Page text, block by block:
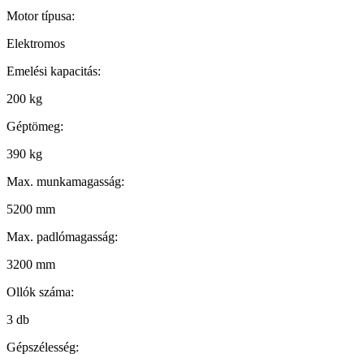
Motor típusa:
Elektromos
Emelési kapacitás:
200 kg
Géptömeg:
390 kg
Max. munkamagasság:
5200 mm
Max. padlómagasság:
3200 mm
Ollók száma:
3 db
Gépszélesség: